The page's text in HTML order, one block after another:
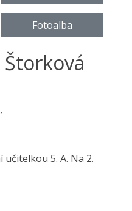
Fotoalba
5. A. Na 2.